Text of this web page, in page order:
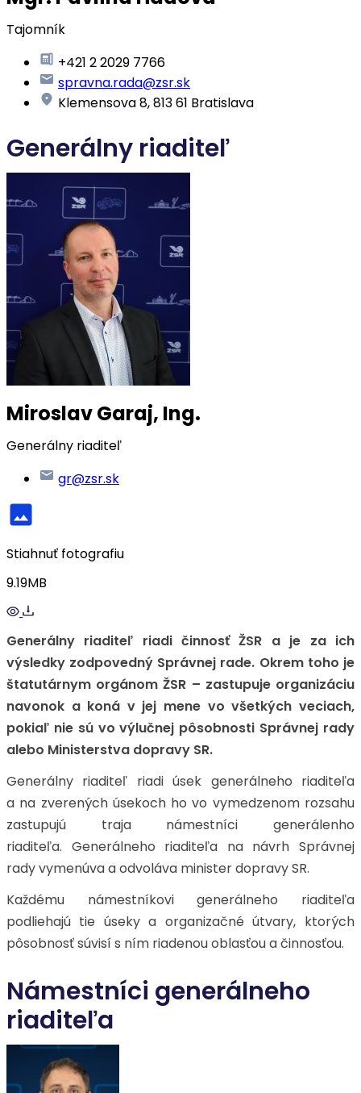
Tajomník
+421 2 2029 7766
spravna.rada@zsr.sk
Klemensova 8, 813 61 Bratislava
Generálny riaditeľ
Miroslav Garaj, Ing.
Generálny riaditeľ
gr@zsr.sk
Stiahnuť fotografiu
9.19MB
Generálny riaditeľ riadi činnosť ŽSR a je za ich
výsledky zodpovedný Správnej rade. Okrem toho je
štatutárnym orgánom ŽSR – zastupuje organizáciu
navonok a koná v jej mene vo všetkých veciach,
pokiaľ nie sú vo výlučnej pôsobnosti Správnej rady
alebo Ministerstva dopravy SR.
Generálny riaditeľ riadi úsek generálneho riaditeľa
a na zverených úsekoch ho vo vymedzenom rozsahu
zastupujú traja námestníci generálenho
riaditeľa. Generálneho riaditeľa na návrh Správnej
rady vymenúva a odvoláva minister dopravy SR.
Každému námestníkovi generálneho riaditeľa
podliehajú tie úseky a organizačné útvary, ktorých
pôsobnosť súvisí s ním riadenou oblasťou a činnosťou.
Námestníci generálneho
riaditeľa